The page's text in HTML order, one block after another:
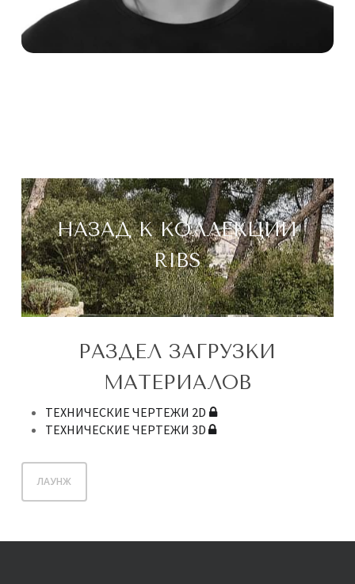
НАЗАД К КОЛЛЕКЦИИ
RIBS
РАЗДЕЛ ЗАГРУЗКИ
МАТЕРИАЛОВ
ТЕХНИЧЕСКИЕ ЧЕРТЕЖИ 2D
ТЕХНИЧЕСКИЕ ЧЕРТЕЖИ 3D
ЛАУНЖ